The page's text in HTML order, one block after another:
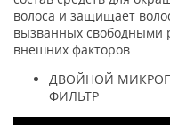
волоса и защищает
вызванных свободными
внешних факторов.
ДВОЙНОЙ
ФИЛЬТР